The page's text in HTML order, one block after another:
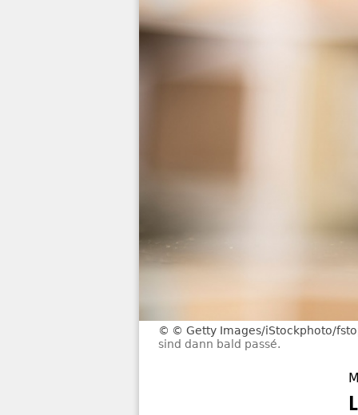
© Getty Images/iStockphoto/
sind dann bald passé.